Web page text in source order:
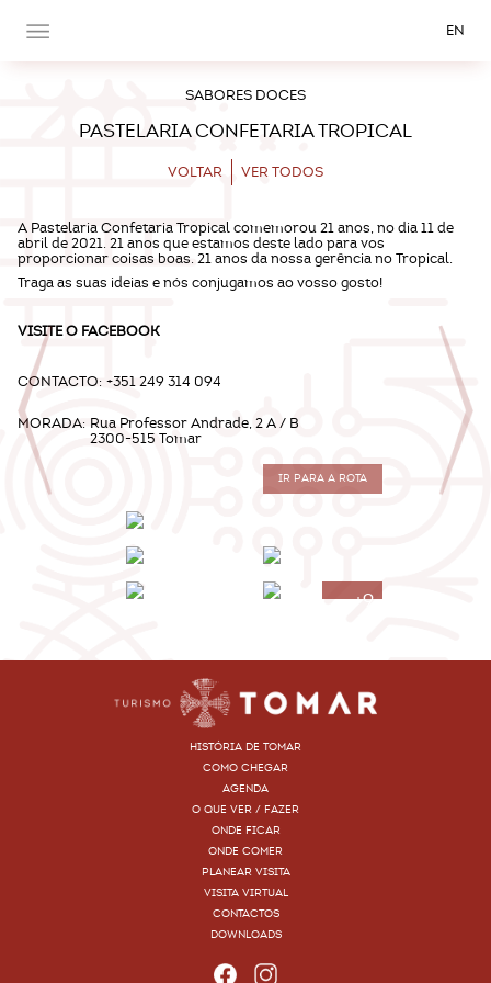
EN
SABORES DOCES
PASTELARIA CONFETARIA TROPICAL
VOLTAR VER TODOS
A Pastelaria Confetaria Tropical comemorou 21 anos, no dia 11 de
abril de 2021. 21 anos que estamos deste lado para vos
proporcionar coisas boas. 21 anos da nossa gerência no Tropical.
Traga as suas ideias e nós conjugamos ao vosso gosto!
VISITE O FACEBOOK
CONTACTO: +351 249 314 094
MORADA: Rua Professor Andrade, 2 A / B
2300-515 Tomar
IR PARA A ROTA
+9
HISTÓRIA DE TOMAR
COMO CHEGAR
AGENDA
O QUE VER / FAZER
ONDE FICAR
ONDE COMER
PLANEAR VISITA
VISITA VIRTUAL
CONTACTOS
DOWNLOADS